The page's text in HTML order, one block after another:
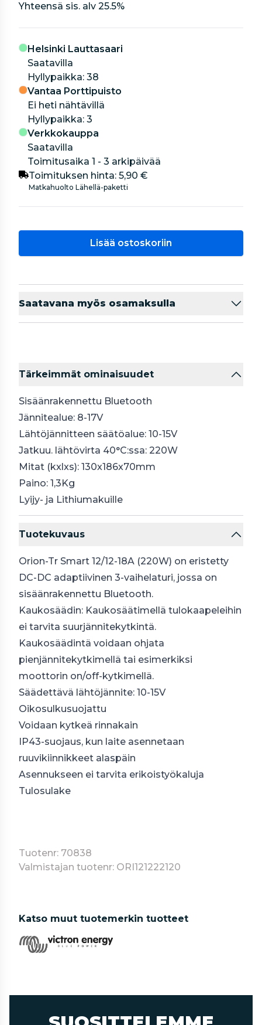
Yhteensä sis. alv 25.5%
Helsinki Lauttasaari
Saatavilla
hyllypaikka: 38
Vantaa Porttipuisto
Ei heti nähtävillä
hyllypaikka: 3
Verkkokauppa
Saatavilla
Toimitusaika 1 - 3 arkipäivää
Toimituksen hinta: 5,90 €
Matkahuolto Lähellä-paketti
Lisää ostoskoriin
Saatavana myös osamaksulla
Tärkeimmät ominaisuudet
Sisäänrakennettu Bluetooth
Jännitealue: 8-17V
Lähtöjännitteen säätöalue: 10-15V
Jatkuu. lähtövirta 40°C:ssa: 220W
Mitat (kxlxs): 130x186x70mm
Paino: 1,3Kg
Lyijy- ja Lithiumakuille
Tuotekuvaus
Orion-Tr Smart 12/12-18A (220W) on eristetty
DC-DC adaptiivinen 3-vaihelaturi, jossa on
sisäänrakennettu Bluetooth.
Kaukosäädin: Kaukosäätimellä tulokaapeleihin
ei tarvita suurjännitekytkintä.
Kaukosäädintä voidaan ohjata
pienjännitekytkimellä tai esimerkiksi
moottorin on/off-kytkimellä.
Säädettävä lähtöjännite: 10-15V
Oikosulkusuojattu
Voidaan kytkeä rinnakain
IP43-suojaus, kun laite asennetaan
ruuvikiinnikkeet alaspäin
Asennukseen ei tarvita erikoistyökaluja
Tulosulake
Tuotenr: 70838
Valmistajan tuotenr: ORI121222120
Katso muut tuotemerkin tuotteet